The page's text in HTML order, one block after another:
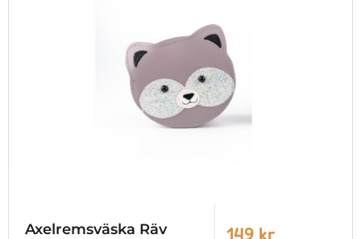
Axelremsväska Räv 149 kr